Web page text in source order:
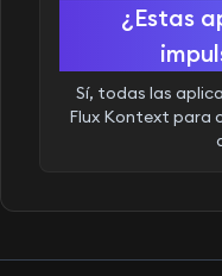
¿Estas
Sí, todas las
Flux Kontext para